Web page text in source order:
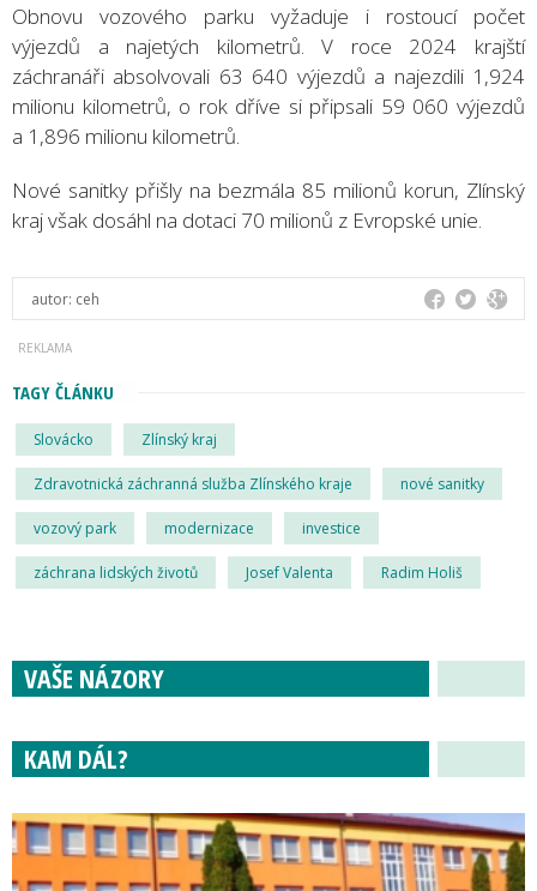
Obnovu vozového parku vyžaduje i rostoucí počet
výjezdů a najetých kilometrů. V roce 2024 krajští
záchranáři absolvovali 63 640 výjezdů a najezdili 1,924
milionu kilometrů, o rok dříve si připsali 59 060 výjezdů
a 1,896 milionu kilometrů.
Nové sanitky přišly na bezmála 85 milionů korun, Zlínský
kraj však dosáhl na dotaci 70 milionů z Evropské unie.
autor: ceh
TAGY ČLÁNKU
Slovácko Zlínský kraj
Zdravotnická záchranná služba Zlínského kraje nové sanitky
vozový park modernizace investice
záchrana lidských životů Josef Valenta Radim Holiš
VAŠE NÁZORY
KAM DÁL?